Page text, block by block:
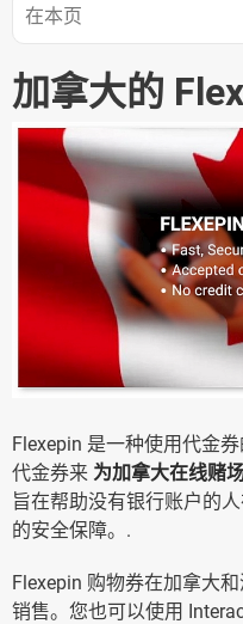
加拿大的
Flexepin 是一种使用代金
代金券来 为加拿大在线赌
旨在帮助没有银行账户的
的安全保障。.
Flexepin 购物券在加拿大
销售。您也可以使用
在本页